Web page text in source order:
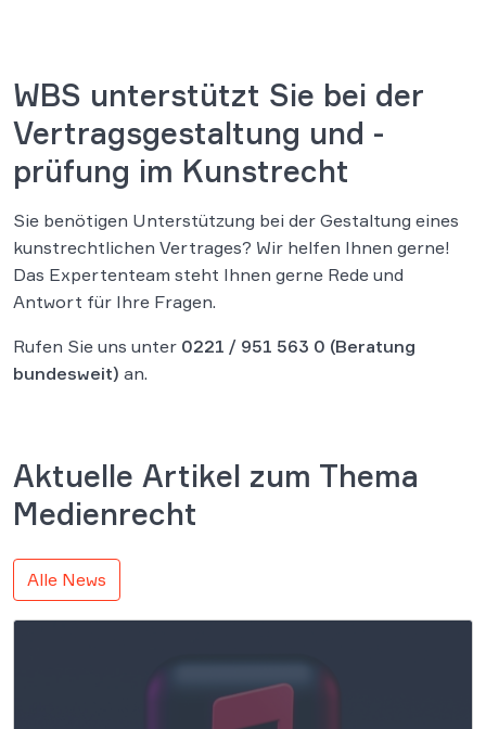
WBS unterstützt Sie bei der
Vertragsgestaltung und -
prüfung im Kunstrecht
Sie benötigen Unterstützung bei der Gestaltung eines
kunstrechtlichen Vertrages? Wir helfen Ihnen gerne!
Das Expertenteam steht Ihnen gerne Rede und
Antwort für Ihre Fragen.
Rufen Sie uns unter 0221 / 951 563 0 (Beratung
bundesweit) an.
Aktuelle Artikel zum Thema
Medienrecht
Alle News